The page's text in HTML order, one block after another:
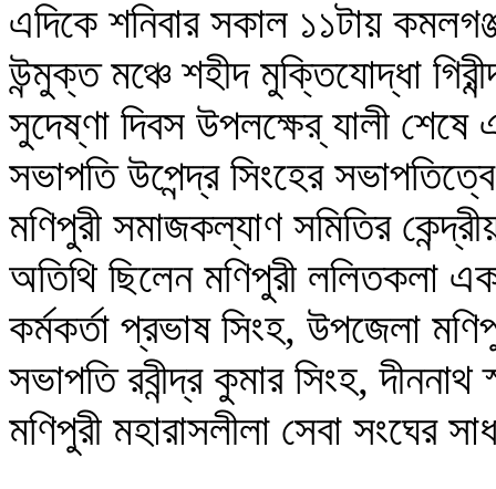
এদিকে শনিবার সকাল ১১টায়
উন্মুক্ত মঞ্চে শহীদ মুক্তিযোদ্ধা
সুদেষ্ণা দিবস উপলক্ষের্ যালী
সভাপতি উপেন্দ্র সিংহের
মণিপুরী সমাজকল্যাণ সমিতির
অতিথি ছিলেন মণিপুরী ললিতকলা
কর্মকর্তা প্রভাষ সিংহ, উপজেলা
সভাপতি রবীন্দ্র কুমার সিংহ, দীননাথ
মণিপুরী মহারাসলীলা সেবা সংঘের